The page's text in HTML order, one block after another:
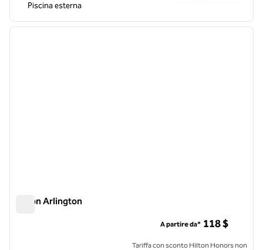
Piscina esterna
1 di 12
Hilton Arlington
A partire da* 118 $
Tariffa con sconto Hilton Honors non